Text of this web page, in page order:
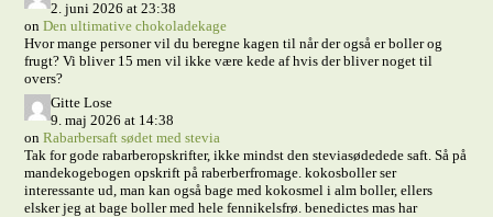
2. juni 2026 at 23:38
onDen ultimative chokoladekage
Hvor mange personer vil du beregne kagen til når der også er boller og
frugt? Vi bliver 15 men vil ikke være kede af hvis der bliver noget til
overs?
Gitte Lose
9. maj 2026 at 14:38
onRabarbersaft sødet med stevia
Tak for gode rabarberopskrifter, ikke mindst den steviasødedede saft. Så på
mandekogebogen opskrift på raberberfromage. kokosboller ser
interessante ud, man kan også bage med kokosmel i alm boller, ellers
elsker jeg at bage boller med hele fennikelsfrø. benedictes mas har